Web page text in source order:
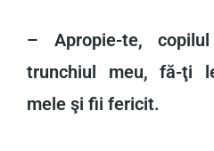
– Apropie-te,
trunchiul meu, fă-ţi
mele şi fii fericit.